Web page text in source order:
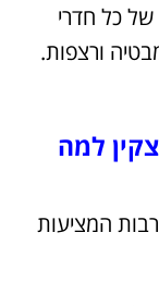
של כל חדרי
ורצפות.
למה
רבות המציעות